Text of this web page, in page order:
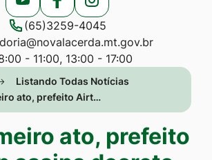
Acessar
a
Rede
Social
Youtube
Acessar
a
Rede
Social
Facebook
Acessar
a
Rede
Social
Instagram
(65)3259-4045
- 11:00, 13:00 - 17:00
Listando Todas Notícias
ato, prefeito Airt…
ato, prefeito